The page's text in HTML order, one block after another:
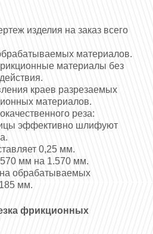
изделия на заказ всего
материалов.
материалы без
краев разрезаемых
материалов.
реза:
эффективно шлифуют
0,25 мм.
мм на 1.570 мм.
обрабатываемых
мм.
фрикционных